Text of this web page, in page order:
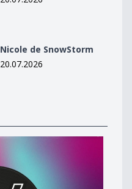
Nicole de SnowStorm
20.07.2026